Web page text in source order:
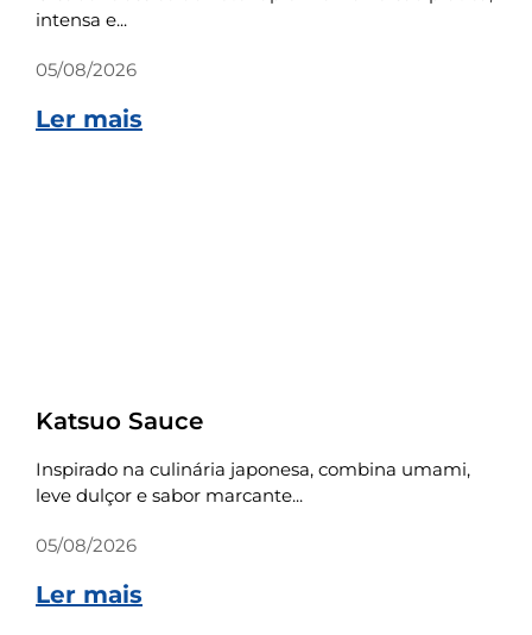
intensa e...
05/08/2026
Ler mais
Katsuo Sauce
Inspirado na culinária japonesa, combina umami,
leve dulçor e sabor marcante...
05/08/2026
Ler mais